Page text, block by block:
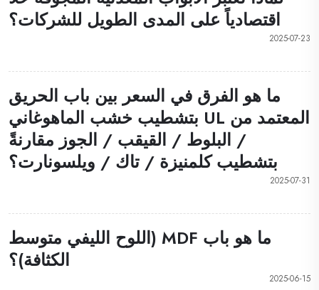
اقتصادياً على المدى الطويل للشركات؟
2025-07-23
ما هو الفرق في السعر بين باب الحريق
المعتمد من UL بتشطيب خشب الماهوغاني
/ البلوط / القيقب / الجوز مقارنةً
بتشطيب كلمنيزة / تاك / ويلسونارت؟
2025-07-31
ما هو باب MDF (اللوح الليفي متوسط
الكثافة)؟
2025-06-15